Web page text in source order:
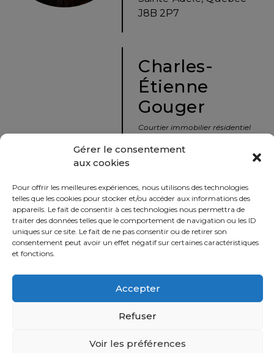
Gérer le consentement
aux cookies
Pour offrir les meilleures expériences, nous utilisons des technologies
telles que les cookies pour stocker et/ou accéder aux informations des
appareils. Le fait de consentir à ces technologies nous permettra de
traiter des données telles que le comportement de navigation ou les ID
uniques sur ce site. Le fait de ne pas consentir ou de retirer son
consentement peut avoir un effet négatif sur certaines caractéristiques
et fonctions.
Accepter
Refuser
Voir les préférences
immobilier
vers
la
tranquillité
d’esprit
défi
J8B 2P7
Charles-
Étienne
Gouger
Courtier immobilier résidentiel
450 229-2992
50 rue morin,
Sainte-Adèle, Québec
J8B 2P7
Partager
Politique